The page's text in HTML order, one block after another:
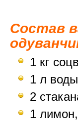
Состав
1 кг
1 л
2
1 лимон,